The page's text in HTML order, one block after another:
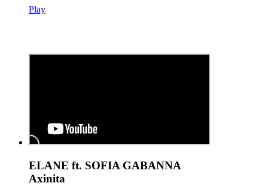
Play
ELANE ft. SOFIA GABANNA
Axinita